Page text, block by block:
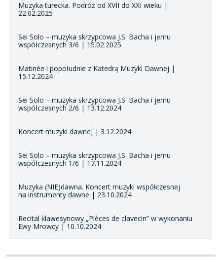
Muzyka turecka. Podróż od XVII do XXI wieku |
22.02.2025
Sei Solo – muzyka skrzypcowa J.S. Bacha i jemu
współczesnych 3/6 | 15.02.2025
Matinée i popołudnie z Katedrą Muzyki Dawnej |
15.12.2024
Sei Solo – muzyka skrzypcowa J.S. Bacha i jemu
współczesnych 2/6 | 13.12.2024
Koncert muzyki dawnej | 3.12.2024
Sei Solo – muzyka skrzypcowa J.S. Bacha i jemu
współczesnych 1/6 | 17.11.2024
Muzyka (NIE)dawna. Koncert muzyki współczesnej
na instrumenty dawne | 23.10.2024
Recital klawesynowy „Pièces de clavecin” w wykonaniu
Ewy Mrowcy | 10.10.2024